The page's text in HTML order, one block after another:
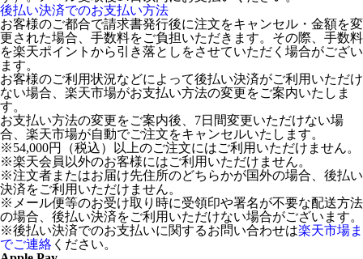
後払い決済でのお支払い方法
お客様のご都合で請求書発行後に注文をキャンセル・金額を変
更された場合、手数料をご負担いただきます。その際、手数料
を楽天ポイントから引き落としをさせていただく場合がござい
ます。
お客様のご利用状況などによって後払い決済がご利用いただけ
ない場合、楽天市場がお支払い方法の変更をご案内いたしま
す。
お支払い方法の変更をご案内後、7日間変更いただけない場
合、楽天市場が自動でご注文をキャンセルいたします。
※54,000円（税込）以上のご注文にはご利用いただけません。
※楽天会員以外のお客様にはご利用いただけません。
※注文者またはお届け先住所のどちらかが国外の場合、後払い
決済をご利用いただけません。
※メール便等のお受け取り時に受領印や署名が不要な配送方法
の場合、後払い決済をご利用いただけない場合がございます。
※後払い決済でのお支払いに関するお問い合わせは楽天市場ま
でご連絡 ください。